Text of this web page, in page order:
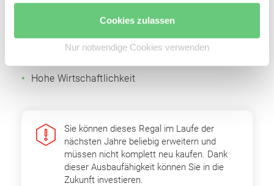
Cookies zulassen
Nur notwendige Cookies verwenden
Anbaufelder
Hohe Wirtschaftlichkeit
Sie können dieses Regal im Laufe der
nächsten Jahre beliebig erweitern und
müssen nicht komplett neu kaufen. Dank
dieser Ausbaufähigkeit können Sie in die
Zukunft investieren.